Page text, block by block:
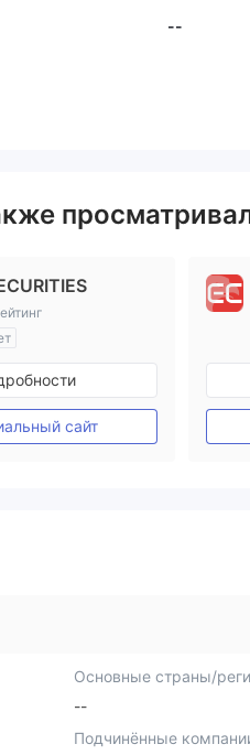
--
в Австралия
Мейкинг (MM)
стандарт MT4
сайт
Основные страны/
--
Подчинённые